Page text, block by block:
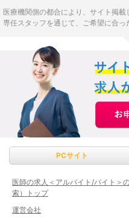
医療機関側の都合により、サイト掲載
専任スタッフを通じて、ご希望に合っ
PCサイト
医師の求人＜アルバイト/バイト＞
索）トップ
運営会社